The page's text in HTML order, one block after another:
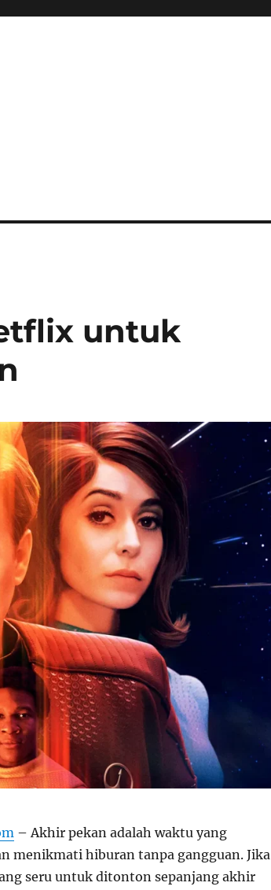
untuk
– Akhir pekan adalah waktu yang
menikmati hiburan tanpa gangguan. Jika
seru untuk ditonton sepanjang akhir